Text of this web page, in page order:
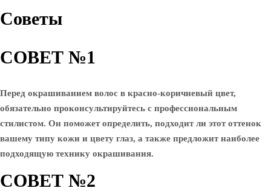
Советы
СОВЕТ №1
Перед окрашиванием волос в красно-коричневый цвет,
обязательно проконсультируйтесь с профессиональным
стилистом. Он поможет определить, подходит ли этот оттенок
вашему типу кожи и цвету глаз, а также предложит наиболее
подходящую технику окрашивания.
СОВЕТ №2